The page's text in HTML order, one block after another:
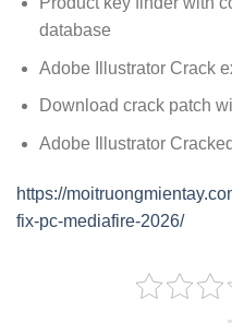
database
Adobe Illustrator Crack
Download crack patch
Adobe Illustrator
https://
fix-pc-mediafire-2026/